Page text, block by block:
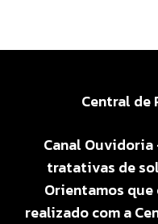
Central de
Canal
tratativas de
Orientamos
realizado com a